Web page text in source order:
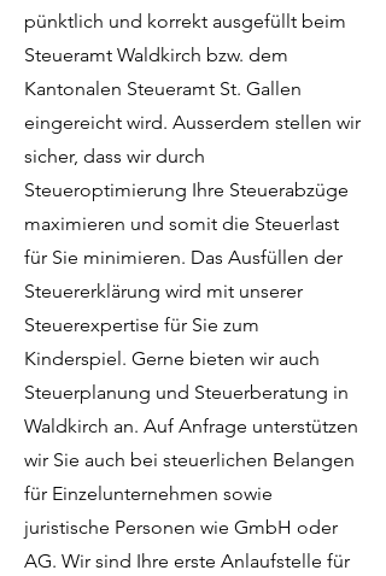
pünktlich und korrekt ausgefüllt beim
Steueramt Waldkirch bzw. dem
Kantonalen Steueramt St. Gallen
eingereicht wird. Ausserdem stellen wir
sicher, dass wir durch
Steueroptimierung Ihre Steuerabzüge
maximieren und somit die Steuerlast
für Sie minimieren. Das Ausfüllen der
Steuererklärung wird mit unserer
Steuerexpertise für Sie zum
Kinderspiel. Gerne bieten wir auch
Steuerplanung und Steuerberatung in
Waldkirch an. Auf Anfrage unterstützen
wir Sie auch bei steuerlichen Belangen
für Einzelunternehmen sowie
juristische Personen wie GmbH oder
AG. Wir sind Ihre erste Anlaufstelle für